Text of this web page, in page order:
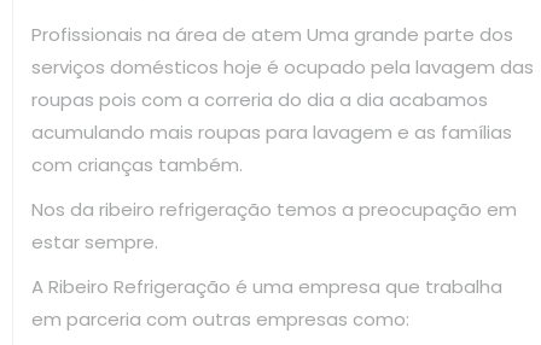
Profissionais na área de atem Uma grande parte dos
serviços domésticos hoje é ocupado pela lavagem das
roupas pois com a correria do dia a dia acabamos
acumulando mais roupas para lavagem e as famílias
com crianças também.
Nos da ribeiro refrigeração temos a preocupação em
estar sempre.
A Ribeiro Refrigeração é uma empresa que trabalha
em parceria com outras empresas como: